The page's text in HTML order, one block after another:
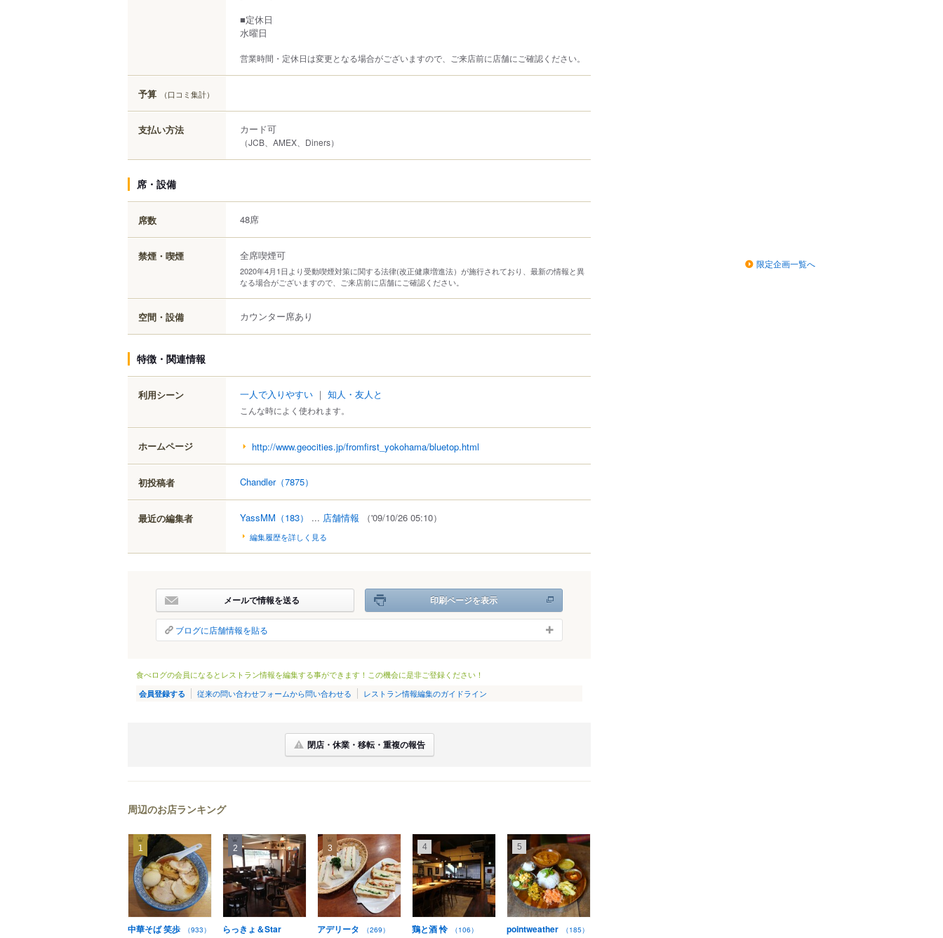
■定休日
水曜日
営業時間・定休日は変更となる場合がございますので、ご来店前に店舗にご確認ください。
予算 （口コミ集計）
支払い方法 カード可
（JCB、AMEX、Diners）
席・設備
席数 48席
禁煙・喫煙 全席喫煙可
2020年4月1日より受動喫煙対策に関する法律(改正健康増進法）が施行されており、最新の情報と異
なる場合がございますので、ご来店前に店舗にご確認ください。
空間・設備 カウンター席あり
特徴・関連情報
利用シーン 一人で入りやすい ｜ 知人・友人と
こんな時によく使われます。
ホームページ http://www.geocities.jp/fromfirst_yokohama/bluetop.html
初投稿者 Chandler（7875）
最近の編集者 YassMM （183） ... 店舗情報 （'09/10/26 05:10）
編集履歴を詳しく見る
メールで情報を送る 印刷ページを表示
ブログに店舗情報を貼る
食べログの会員になるとレストラン情報を編集する事ができます！この機会に是非ご登録ください！
会員登録する 従来の問い合わせフォームから問い合わせる レストラン情報編集のガイドライン
閉店・休業・移転・重複の報告
周辺のお店ランキング
1
中華そば 笑歩
（933）
2
らっきょ＆Star
3
アデリータ
（269）
4
鶏と酒 怜
（106）
5
pointweather
（185）
限定企画一覧へ